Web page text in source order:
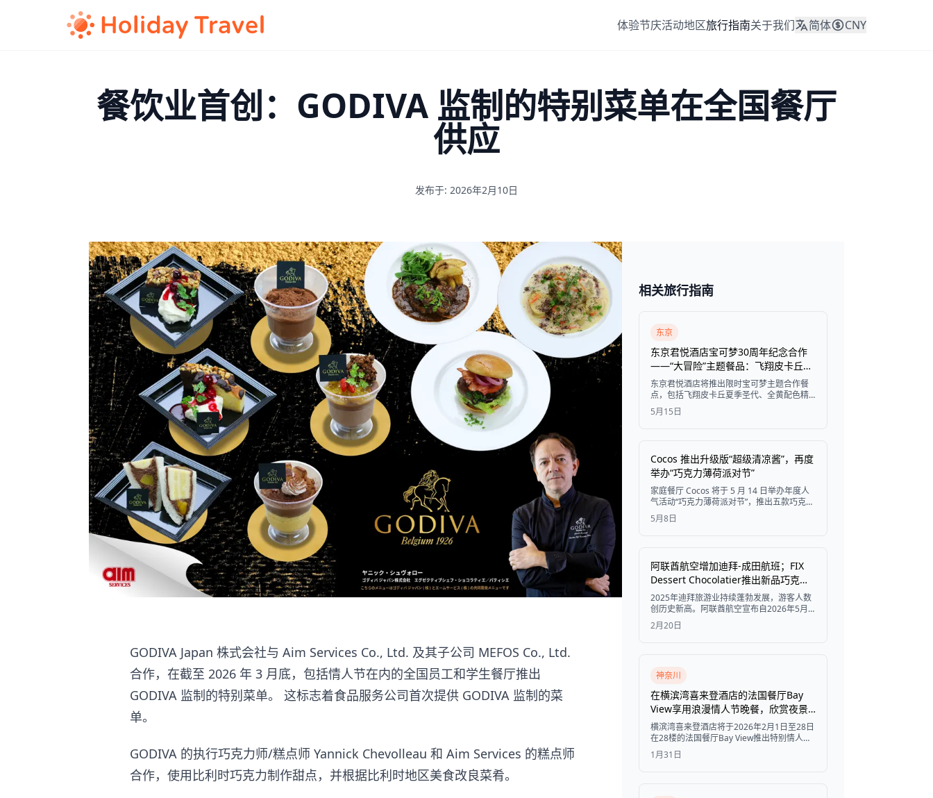
体验节庆活动地区旅行指南关于我们 简体 CNY
餐饮业首创：GODIVA 监制的特别菜单在全国餐厅
供应
发布于: 2026年2月10日
GODIVA Japan 株式会社与 Aim Services Co., Ltd. 及其子公司 MEFOS Co., Ltd.
合作，在截至 2026 年 3 月底，包括情人节在内的全国员工和学生餐厅推出
GODIVA 监制的特别菜单。 这标志着食品服务公司首次提供 GODIVA 监制的菜
单。
GODIVA 的执行巧克力师/糕点师 Yannick Chevolleau 和 Aim Services 的糕点师
合作，使用比利时巧克力制作甜点，并根据比利时地区美食改良菜肴。
🎆 祭典与节日
获取门票
相关旅行指南
东京
东京君悦酒店宝可梦30周年纪念合作
——“大冒险”主题餐品：飞翔皮卡丘圣
代、金黄汉堡等登场
东京君悦酒店将推出限时宝可梦主题合作餐
点，包括飞翔皮卡丘夏季圣代、全黄配色精
品汉堡套餐、周年纪念芒果蛋糕及精选甜
点，活动时间为2026年6月20日至8月31日。
5月15日
Cocos 推出升级版“超级清凉酱”，再度
举办“巧克力薄荷派对节”
家庭餐厅 Cocos 将于 5 月 14 日举办年度人
气活动“巧克力薄荷派对节”，推出五款巧克力
薄荷甜点，并提供口感更强劲、粉丝喜爱的
“超级清凉酱”升级版。
5月8日
阿联酋航空增加迪拜-成田航班；FIX
Dessert Chocolatier推出新品巧克
力；世界最高酒店Ciel Dubai Marina
特技视频走红
2025年迪拜旅游业持续蓬勃发展，游客人数
创历史新高。阿联酋航空宣布自2026年5月
起增加每日两班成田航班，FIX Dessert
Chocolatier推出全新巧克力口味，迪拜餐厅
2月20日
神奈川
在横滨湾喜来登酒店的法国餐厅Bay
View享用浪漫情人节晚餐，欣赏夜景
和巧克力美食
横滨湾喜来登酒店将于2026年2月1日至28日
在28楼的法国餐厅Bay View推出特别情人节
套餐，包括草莓香槟鸡尾酒、巧克力芭菲和
独家巧克力礼品。
1月31日